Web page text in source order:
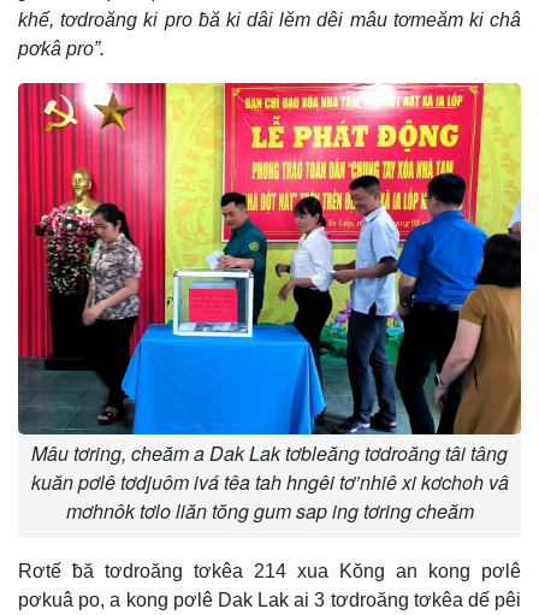
khế, tơdroăng ki pro ƀă ki dâi lĕm dêi mâu tơmeăm ki châ
pơkâ pro”.
Mâu tơring, cheăm a Dak Lak tơbleăng tơdroăng tâi tâng
kuăn pơlê tơdjuôm ivá têa tah hngêi tơ’nhiê xi kơchoh vâ
mơhnôk tơlo liăn tŏng gum sap ing tơring cheăm
Rơtế ƀă tơdroăng tơkêa 214 xua Kŏng an kong pơlê
pơkuâ po, a kong pơlê Dak Lak ai 3 tơdroăng tơkêa dế pêi